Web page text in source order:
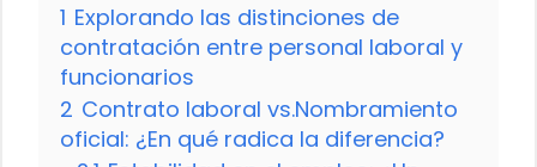
1 Explorando las distinciones de
contratación entre personal laboral y
funcionarios
2 Contrato laboral vs.Nombramiento
oficial: ¿En qué radica la diferencia?